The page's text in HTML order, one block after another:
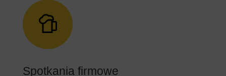
Spotkania firmowe